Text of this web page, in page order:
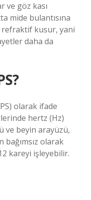
ve göz kası
mide bulantısına
refraktif kusur, yani
daha da
olarak ifade
hertz (Hz)
ve beyin arayüzü,
olarak
kareyi işleyebilir.